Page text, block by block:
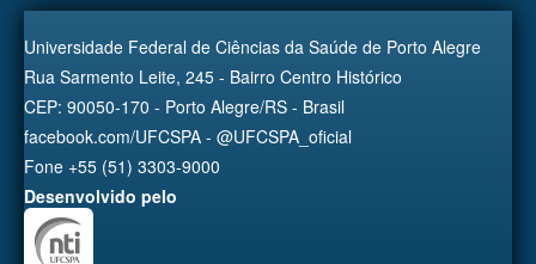
Universidade Federal de Ciências da Saúde de Porto Alegre
Rua Sarmento Leite, 245 - Bairro Centro Histórico
CEP: 90050-170 - Porto Alegre/RS - Brasil
facebook.com/UFCSPA - @UFCSPA_oficial
Fone +55 (51) 3303-9000
Desenvolvido pelo